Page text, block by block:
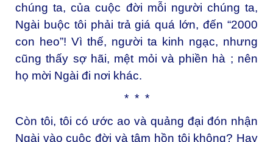
chúng ta, của cuộc đời mỗi người chúng ta,
Ngài buộc tôi phải trả giá quá lớn, đến “2000
con heo”! Vì thế, người ta kinh ngạc, nhưng
cũng thấy sợ hãi, mệt mỏi và phiền hà ; nên
họ mời Ngài đi nơi khác.
* * *
Còn tôi, tôi có ước ao và quảng đại đón nhận
Ngài vào cuộc đời và tâm hồn tôi không? Hay